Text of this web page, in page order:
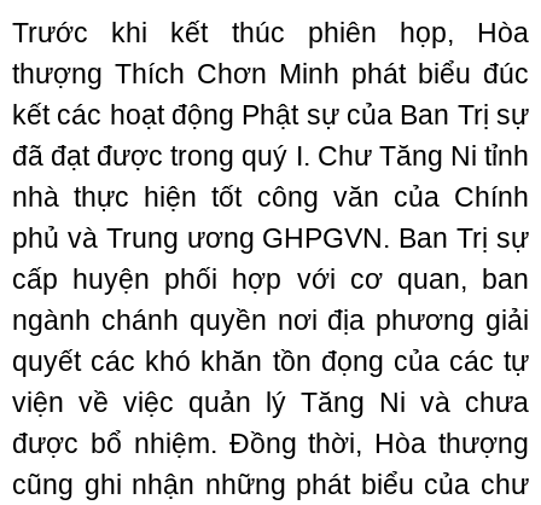
Trước khi kết thúc phiên họp, Hòa
thượng Thích Chơn Minh phát biểu đúc
kết các hoạt động Phật sự của Ban Trị sự
đã đạt được trong quý I. Chư Tăng Ni tỉnh
nhà thực hiện tốt công văn của Chính
phủ và Trung ương GHPGVN. Ban Trị sự
cấp huyện phối hợp với cơ quan, ban
ngành chánh quyền nơi địa phương giải
quyết các khó khăn tồn đọng của các tự
viện về việc quản lý Tăng Ni và chưa
được bổ nhiệm. Đồng thời, Hòa thượng
cũng ghi nhận những phát biểu của chư